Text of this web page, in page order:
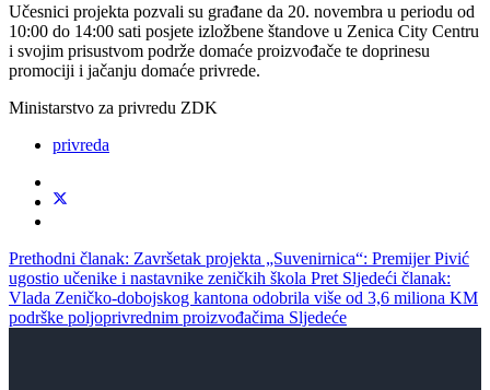
Učesnici projekta pozvali su građane da 20. novembra u periodu od
10:00 do 14:00 sati posjete izložbene štandove u Zenica City Centru
i svojim prisustvom podrže domaće proizvođače te doprinesu
promociji i jačanju domaće privrede.
Ministarstvo za privredu ZDK
privreda
Prethodni članak: Završetak projekta „Suvenirnica“: Premijer Pivić
ugostio učenike i nastavnike zeničkih škola Pret Sljedeći članak:
Vlada Zeničko-dobojskog kantona odobrila više od 3,6 miliona KM
podrške poljoprivrednim proizvođačima Sljedeće